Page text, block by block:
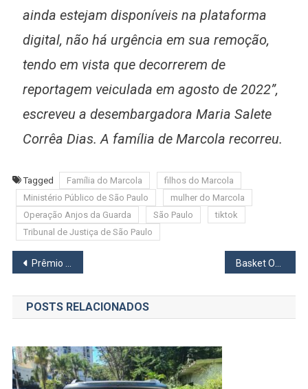
ainda estejam disponíveis na plataforma
digital, não há urgência em sua remoção,
tendo em vista que decorrerem de
reportagem veiculada em agosto de 2022”,
escreveu a desembargadora Maria Salete
Corrêa Dias. A família de Marcola recorreu.
Tagged Família do Marcola
filhos do Marcola
Ministério Público de São Paulo
mulher do Marcola
Operação Anjos da Guarda
São Paulo
tiktok
Tribunal de Justiça de São Paulo
Navegação
de
Post
Prêmio da Loteria Federal de R$ 1.350.000,00 saiu pra Santana de Parnaíba
POSTS RELACIONADOS